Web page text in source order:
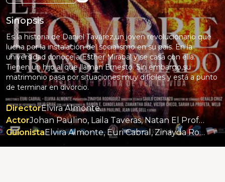
Sinopsis
Es la historia de Daniel Tavárez,un joven revolucionario que
lucha por la instalación del socialismo en su país. En la
universidad conoce a Esther Mirabal y se casa con ella.
Tienen un hijo al que llaman Ernesto. Sin embargo,su
matrimonio pasa por situaciones muy difíciles y está a punto
de terminar en divorcio.
DirectorElvira Almonte.
Actor
Johan Paulino, Laila Taveras, Natan El Profeta, Ramón Emilio Candelario, Teo Terrero.
Guionista
Elvira Almonte, Euri Cabral, Zinayda Rodríguez.